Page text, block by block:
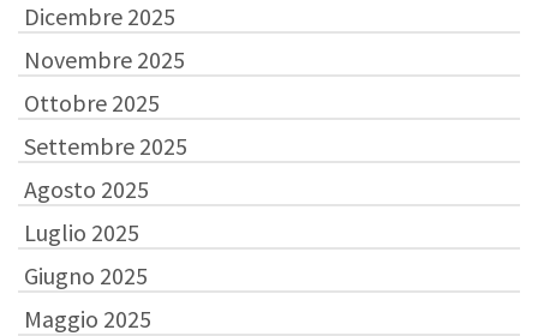
Dicembre 2025
Novembre 2025
Ottobre 2025
Settembre 2025
Agosto 2025
Luglio 2025
Giugno 2025
Maggio 2025